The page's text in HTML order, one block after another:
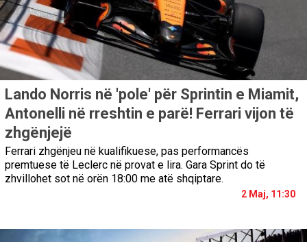
Lando Norris në 'pole' për Sprintin e Miamit,
Antonelli në rreshtin e parë! Ferrari vijon të
zhgënjejë
Ferrari zhgënjeu në kualifikuese, pas performancës
premtuese të Leclerc në provat e lira. Gara Sprint do të
zhvillohet sot në orën 18:00 me atë shqiptare.
2 Maj, 11:30